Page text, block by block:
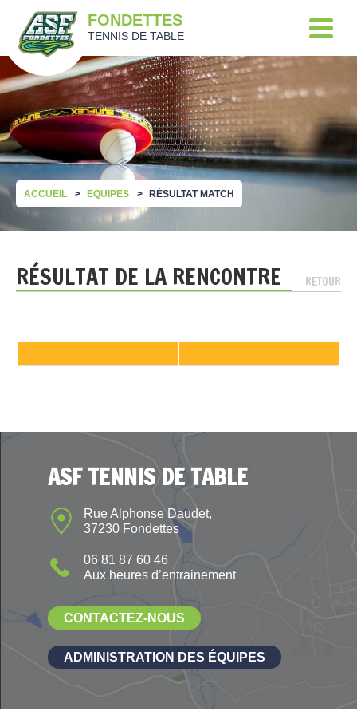
FONDETTES
TENNIS DE TABLE
ACCUEIL EQUIPES RÉSULTAT MATCH
RÉSULTAT DE LA RENCONTRE RETOUR
ASF TENNIS DE TABLE
Rue Alphonse Daudet,
37230 Fondettes
06 81 87 60 46
Aux heures d’entrainement
CONTACTEZ-NOUS
ADMINISTRATION DES ÉQUIPES